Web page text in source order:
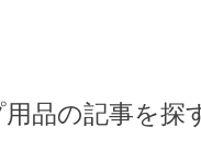
品の記事を探